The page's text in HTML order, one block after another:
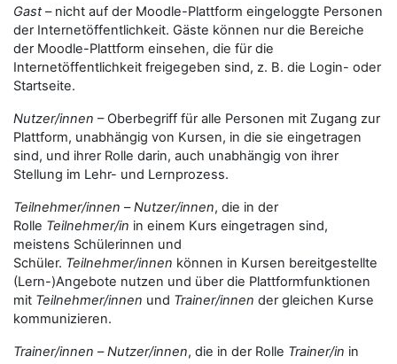
Gast– nicht auf der Moodle-Plattform eingeloggte Personen
der Internetöffentlichkeit. Gäste können nur die Bereiche
der Moodle-Plattform einsehen, die für die
Internetöffentlichkeit freigegeben sind, z. B. die Login- oder
Startseite.
Nutzer/innen – Oberbegriff für alle Personen mit Zugang zur
Plattform, unabhängig von Kursen, in die sie eingetragen
sind, und ihrer Rolle darin, auch unabhängig von ihrer
Stellung im Lehr- und Lernprozess.
Teilnehmer/innen –Nutzer/innen, die in der
Rolle Teilnehmer/in in einem Kurs eingetragen sind,
meistens Schülerinnen und
Schüler. Teilnehmer/innen können in Kursen bereitgestellte
(Lern-)Angebote nutzen und über die Plattformfunktionen
mit Teilnehmer/innen und Trainer/innen der gleichen Kurse
kommunizieren.
Trainer/innen –Nutzer/innen, die in der Rolle Trainer/in in